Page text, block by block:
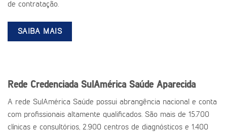
de contratação.
SAIBA MAIS
Rede Credenciada SulAmérica Saúde Aparecida
A rede SulAmérica Saúde possui abrangência nacional e conta
com profissionais altamente qualificados. São mais de 15.700
clínicas e consultórios, 2.900 centros de diagnósticos e 1.400